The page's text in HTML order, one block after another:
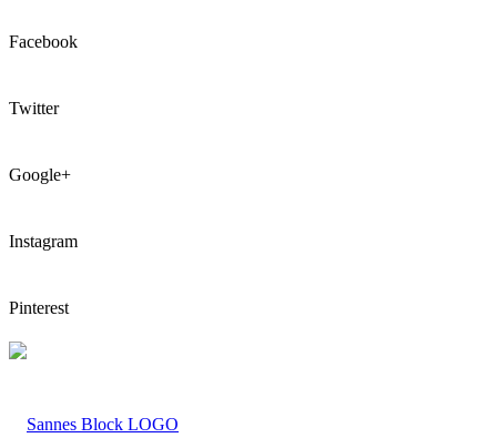
Facebook
Twitter
Google+
Instagram
Pinterest
LOGO